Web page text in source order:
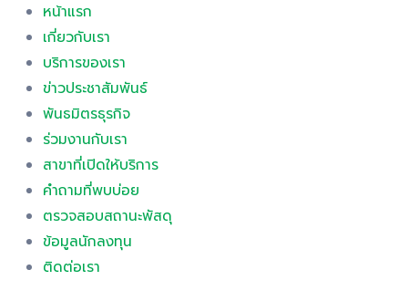
หน้าแรก
เกี่ยวกับเรา
บริการของเรา
ข่าวประชาสัมพันธ์
พันธมิตรธุรกิจ
ร่วมงานกับเรา
สาขาที่เปิดให้บริการ
คำถามที่พบบ่อย
ตรวจสอบสถานะพัสดุ
ข้อมูลนักลงทุน
ติดต่อเรา